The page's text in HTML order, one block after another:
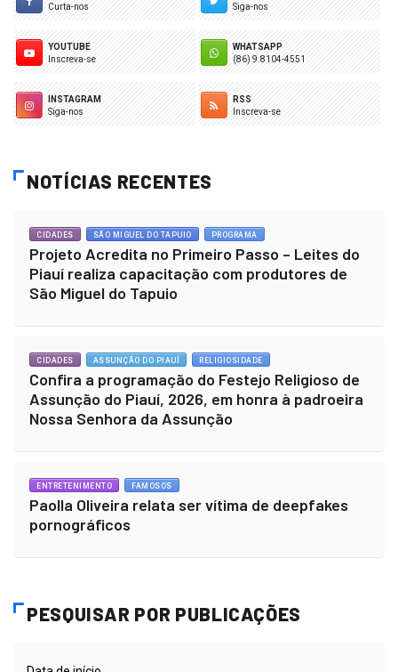
Curta-nos
Siga-nos
YOUTUBE
Inscreva-se
WHATSAPP
(86) 9.8104-4551
INSTAGRAM
Siga-nos
RSS
Inscreva-se
NOTÍCIAS RECENTES
CIDADES SÃO MIGUEL DO TAPUIO PROGRAMA
Projeto Acredita no Primeiro Passo – Leites do
Piauí realiza capacitação com produtores de
São Miguel do Tapuio
CIDADES ASSUNÇÃO DO PIAUÍ RELIGIOSIDADE
Confira a programação do Festejo Religioso de
Assunção do Piauí, 2026, em honra à padroeira
Nossa Senhora da Assunção
ENTRETENIMENTO FAMOSOS
Paolla Oliveira relata ser vítima de deepfakes
pornográficos
PESQUISAR POR PUBLICAÇÕES